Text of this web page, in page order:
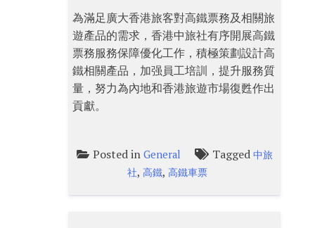
為滿足廣大香港旅客對高鐵票務及相關旅
遊產品的需求，香港中旅社有序開展高鐵
票務服務保障優化工作，積極策劃設計高
鐵相關產品，加强員工培訓，提升服務質
量，努力為內地和香港旅遊市場復甦作出
貢獻。
Posted in General Tagged 中旅
社,高鐵,高鐵車票